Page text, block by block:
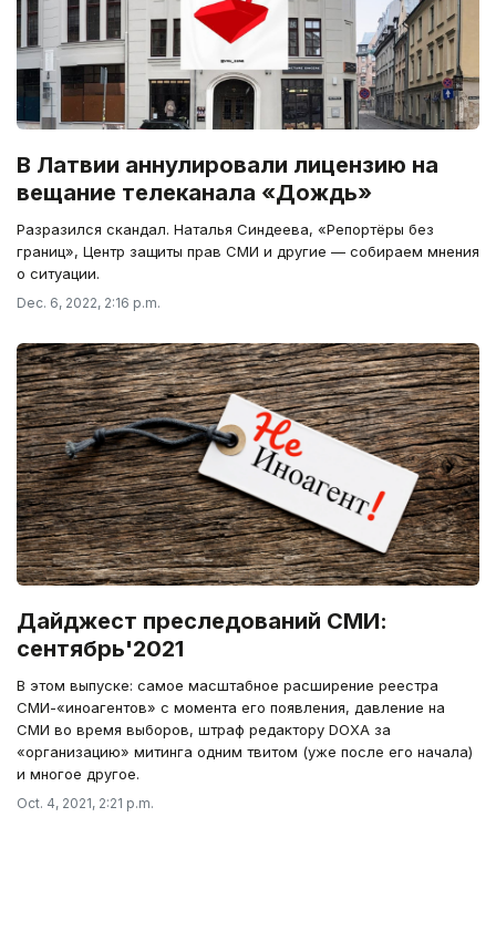
В Латвии аннулировали лицензию на
вещание телеканала «Дождь»
Разразился скандал. Наталья Синдеева, «Репортёры без
границ», Центр защиты прав СМИ и другие — собираем мнения
о ситуации.
Dec. 6, 2022, 2:16 p.m.
Дайджест преследований СМИ:
сентябрь'2021
В этом выпуске: самое масштабное расширение реестра
СМИ-«иноагентов» с момента его появления, давление на
СМИ во время выборов, штраф редактору DOXA за
«организацию» митинга одним твитом (уже после его начала)
и многое другое.
Oct. 4, 2021, 2:21 p.m.